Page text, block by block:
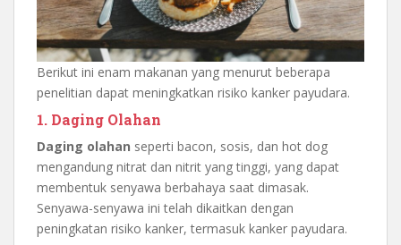
Berikut ini enam makanan yang menurut beberapa
penelitian dapat meningkatkan risiko kanker payudara.
1. Daging Olahan
Daging olahan seperti bacon, sosis, dan hot dog
mengandung nitrat dan nitrit yang tinggi, yang dapat
membentuk senyawa berbahaya saat dimasak.
Senyawa-senyawa ini telah dikaitkan dengan
peningkatan risiko kanker, termasuk kanker payudara.